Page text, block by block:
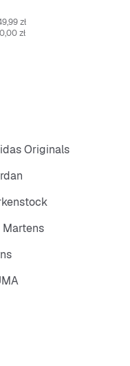
do miejskiego
zł
zł
Originals
Martens